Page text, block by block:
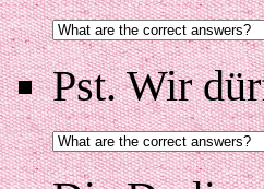
Pst. Wir